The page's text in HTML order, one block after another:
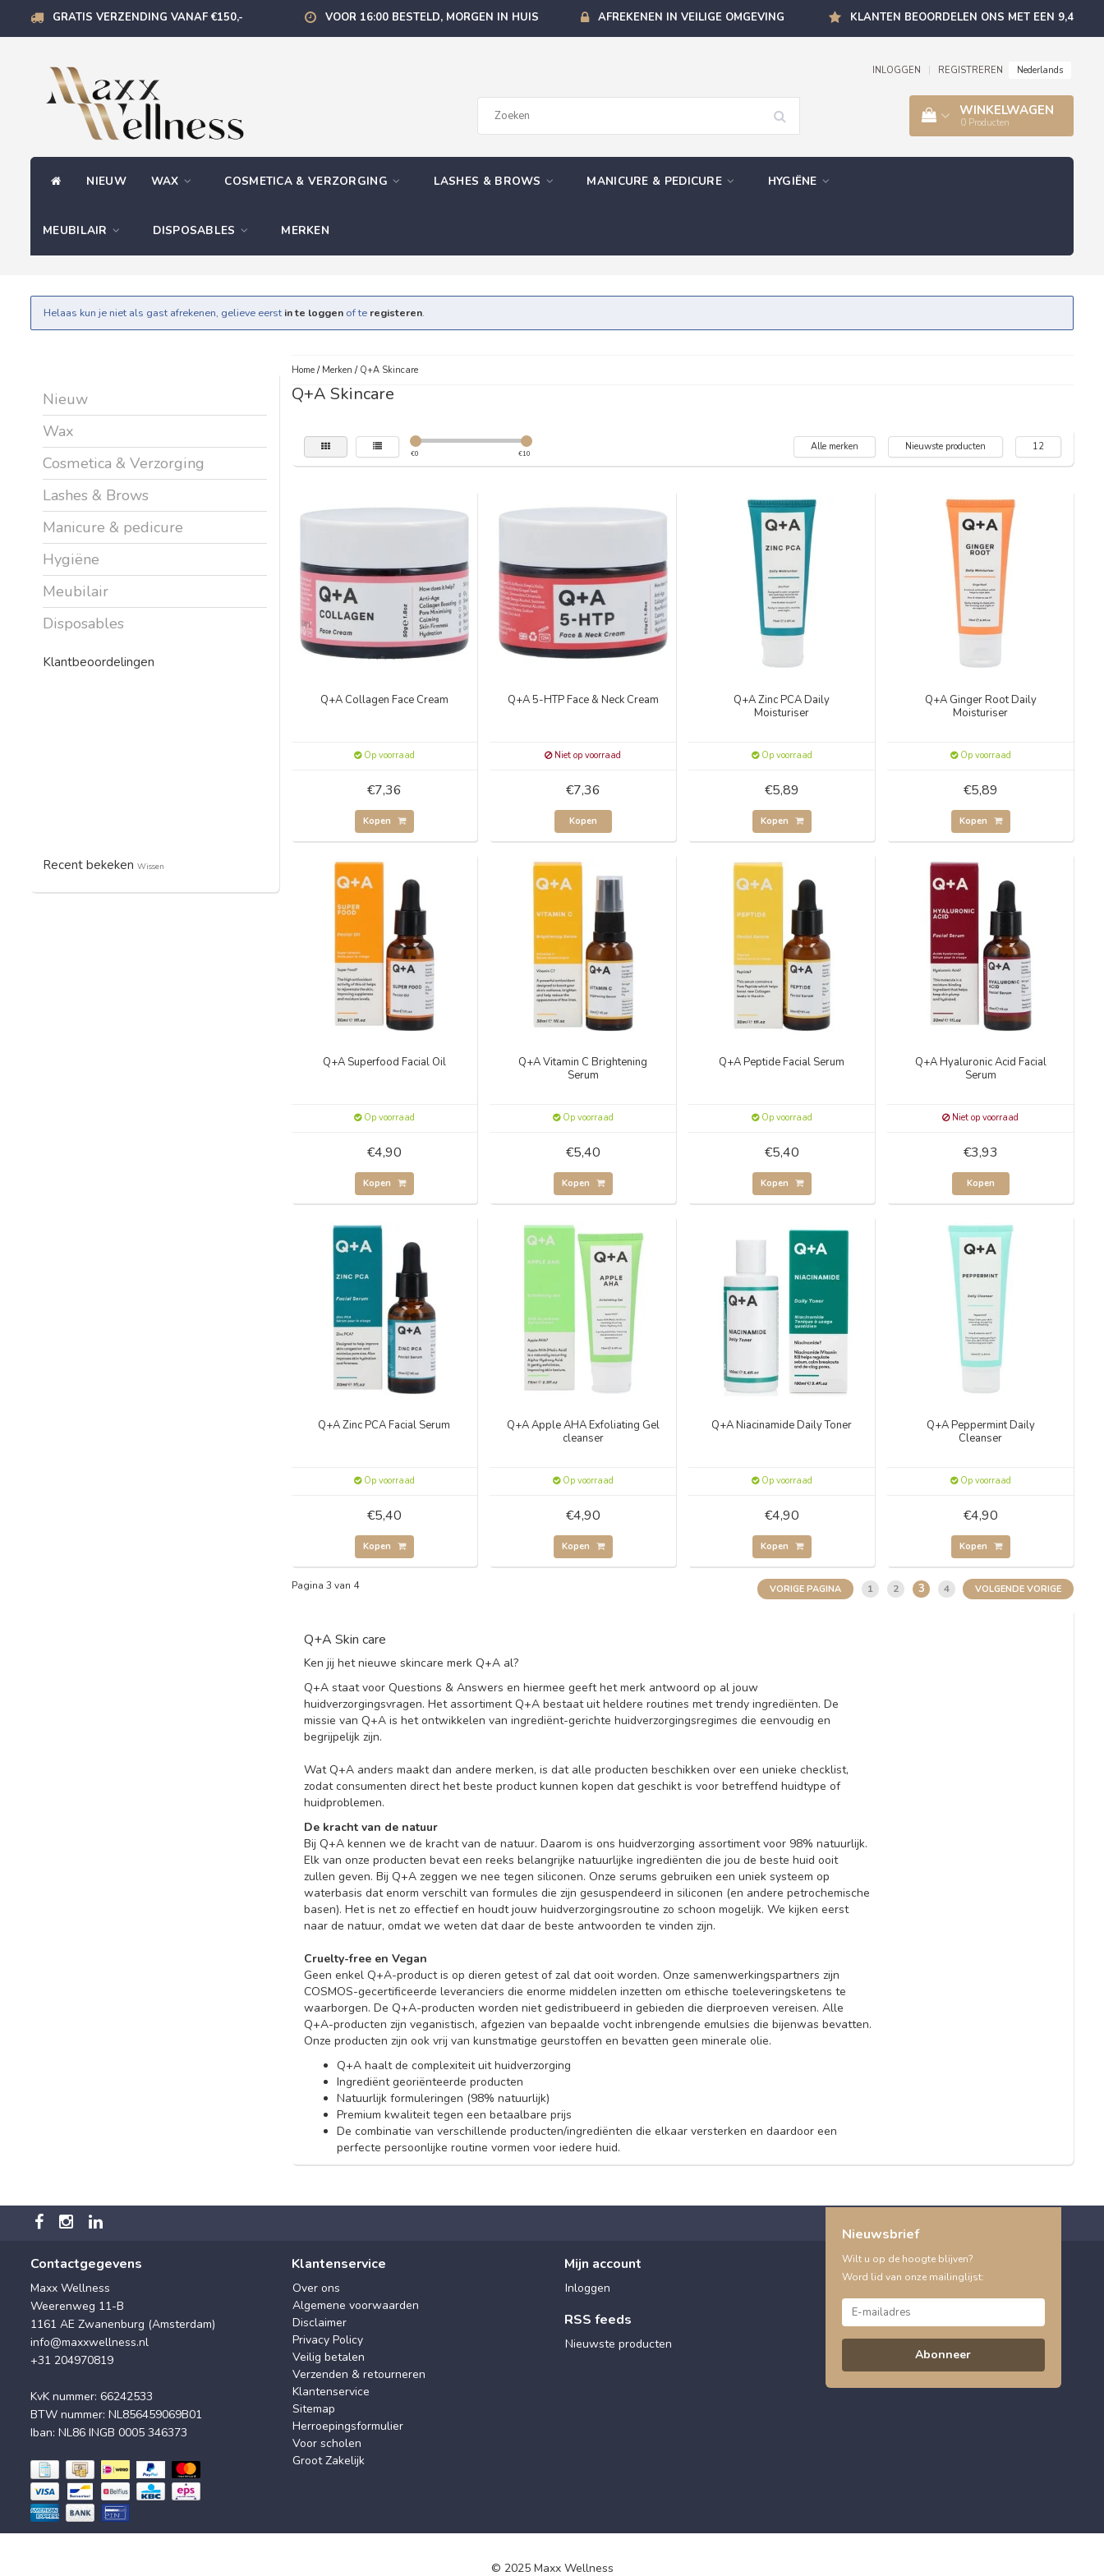
GRATIS VERZENDING VANAF €150,- VOOR 16:00 BESTELD, MORGEN IN HUIS AFREKENEN IN VEILIGE OMGEVING KLANTEN BEOORDELEN ONS MET EEN 9,4
INLOGGEN REGISTREREN Nederlands
WINKELWAGEN
0 Producten
NIEUW WAX COSMETICA & VERZORGING LASHES & BROWS MANICURE & PEDICURE HYGIËNE
MEUBILAIR DISPOSABLES MERKEN
Helaas kun je niet als gast afrekenen, gelieve eerst in te loggen of te registeren.
Nieuw
Wax
Cosmetica & Verzorging
Lashes & Brows
Manicure & pedicure
Hygiëne
Meubilair
Disposables
Klantbeoordelingen
Recent bekeken Wissen
Home/ Merken / Q+A Skincare
Q+A Skincare
€0 €10
Alle merken Nieuwste producten 12
Q+A Collagen Face Cream
Op voorraad
€7,36
Kopen
Q+A 5-HTP Face & Neck Cream
Niet op voorraad
€7,36
Kopen
Q+A Zinc PCA Daily
Moisturiser
Op voorraad
€5,89
Kopen
Q+A Ginger Root Daily
Moisturiser
Op voorraad
€5,89
Kopen
Q+A Superfood Facial Oil
Op voorraad
€4,90
Kopen
Q+A Vitamin C Brightening
Serum
Op voorraad
€5,40
Kopen
Q+A Peptide Facial Serum
Op voorraad
€5,40
Kopen
Q+A Hyaluronic Acid Facial
Serum
Niet op voorraad
€3,93
Kopen
Q+A Zinc PCA Facial Serum
Op voorraad
€5,40
Kopen
Q+A Apple AHA Exfoliating Gel
cleanser
Op voorraad
€4,90
Kopen
Q+A Niacinamide Daily Toner
Op voorraad
€4,90
Kopen
Q+A Peppermint Daily
Cleanser
Op voorraad
€4,90
Kopen
Pagina 3 van 4 VORIGE PAGINA 1 2 3 4 VOLGENDE VORIGE
Q+A Skin care
Ken jij het nieuwe skincare merk Q+A al?
Q+A staat voor Questions & Answers en hiermee geeft het merk antwoord op al jouw
huidverzorgingsvragen. Het assortiment Q+A bestaat uit heldere routines met trendy ingrediënten. De
missie van Q+A is het ontwikkelen van ingrediënt-gerichte huidverzorgingsregimes die eenvoudig en
begrijpelijk zijn.
Wat Q+A anders maakt dan andere merken, is dat alle producten beschikken over een unieke checklist,
zodat consumenten direct het beste product kunnen kopen dat geschikt is voor betreffend huidtype of
huidproblemen.
De kracht van de natuur
Bij Q+A kennen we de kracht van de natuur. Daarom is ons huidverzorging assortiment voor 98% natuurlijk.
Elk van onze producten bevat een reeks belangrijke natuurlijke ingrediënten die jou de beste huid ooit
zullen geven. Bij Q+A zeggen we nee tegen siliconen. Onze serums gebruiken een uniek systeem op
waterbasis dat enorm verschilt van formules die zijn gesuspendeerd in siliconen (en andere petrochemische
basen). Het is net zo effectief en houdt jouw huidverzorgingsroutine zo schoon mogelijk. We kijken eerst
naar de natuur, omdat we weten dat daar de beste antwoorden te vinden zijn.
Cruelty-free en Vegan
Geen enkel Q+A-product is op dieren getest of zal dat ooit worden. Onze samenwerkingspartners zijn
COSMOS-gecertificeerde leveranciers die enorme middelen inzetten om ethische toeleveringsketens te
waarborgen. De Q+A-producten worden niet gedistribueerd in gebieden die dierproeven vereisen. Alle
Q+A-producten zijn veganistisch, afgezien van bepaalde vocht inbrengende emulsies die bijenwas bevatten.
Onze producten zijn ook vrij van kunstmatige geurstoffen en bevatten geen minerale olie.
Q+A haalt de complexiteit uit huidverzorging
Ingrediënt georiënteerde producten
Natuurlijk formuleringen (98% natuurlijk)
Premium kwaliteit tegen een betaalbare prijs
De combinatie van verschillende producten/ingrediënten die elkaar versterken en daardoor een
perfecte persoonlijke routine vormen voor iedere huid.
Contactgegevens
Maxx Wellness
Weerenweg 11-B
1161 AE Zwanenburg (Amsterdam)
info@maxxwellness.nl
+31 204970819
KvK nummer: 66242533
BTW nummer: NL856459069B01
Iban: NL86 INGB 0005 346373
Klantenservice
Over ons
Algemene voorwaarden
Disclaimer
Privacy Policy
Veilig betalen
Verzenden & retourneren
Klantenservice
Sitemap
Herroepingsformulier
Voor scholen
Groot Zakelijk
Mijn account
Inloggen
RSS feeds
Nieuwste producten
Nieuwsbrief
Wilt u op de hoogte blijven?
Word lid van onze mailinglijst:
Abonneer
© 2025 Maxx Wellness